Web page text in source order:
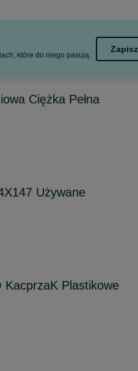
które do niego pasują.
Zapisz
Ciężka Pełna
Używane
KacprzaK Plastikowe